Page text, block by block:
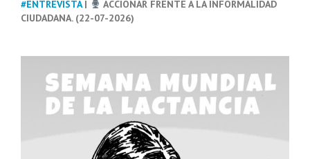
#ENTREVISTA|
ACCIONAR FRENTE A LA INFORMALIDAD
CIUDADANA. (22-07-2026)